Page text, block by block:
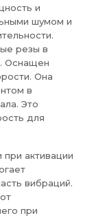
и
шумом и
резы в
Оснащен
Она
в
Это
для
при активации
вибраций.
при